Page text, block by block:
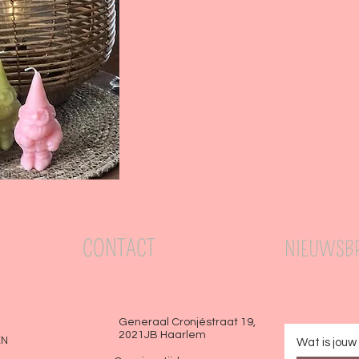
CONTACT
Generaal Cronjéstraat 19,
2021JB Haarlem
Wat is